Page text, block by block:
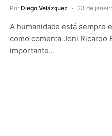
Por Diego Velázquez 23 de
A humanidade está sempre
como comenta Joni Ricardo
importante…